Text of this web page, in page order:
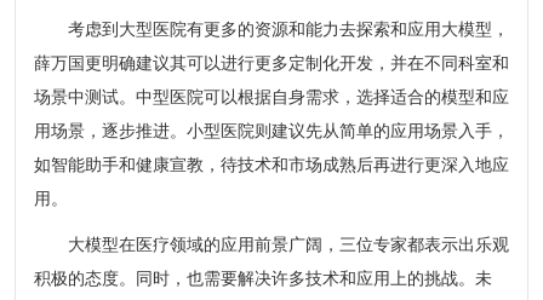
考虑到大型医院有更多的资源和能力去探索和应用大模型，
薛万国更明确建议其可以进行更多定制化开发，并在不同科室和
场景中测试。中型医院可以根据自身需求，选择适合的模型和应
用场景，逐步推进。小型医院则建议先从简单的应用场景入手，
如智能助手和健康宣教，待技术和市场成熟后再进行更深入地应
用。
大模型在医疗领域的应用前景广阔，三位专家都表示出乐观
积极的态度。同时，也需要解决许多技术和应用上的挑战。未